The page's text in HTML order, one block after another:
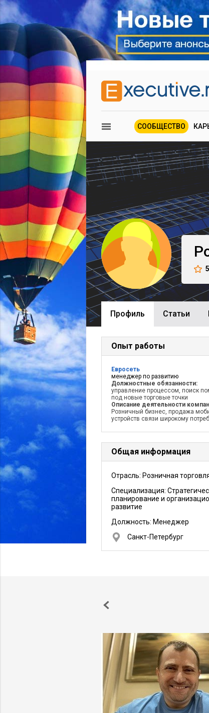
СООБЩЕСТВО
Профиль Cтатьи
Опыт работы
Евросеть
менеджер по развитию
Должностные обязанности:
управление процессом, поиск
под новые торговые точки
Описание деятельности
Розничный бизнес, продажа
устройств связи широкому
Общая информация
Отрасль: Розничная
Специализация:
планирование и
развитие
Должность: Менеджер
Санкт-Петербург